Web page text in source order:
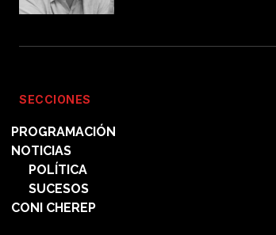
SECCIONES
PROGRAMACIÓN
NOTICIAS
POLÍTICA
SUCESOS
CONI CHEREP